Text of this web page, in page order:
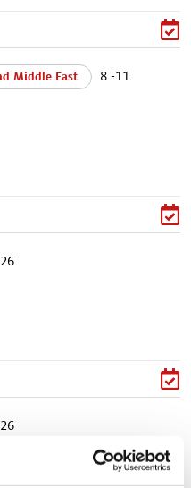
Middle East
8.-11.